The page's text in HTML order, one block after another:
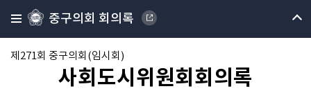
중구의회 회의록
제271회 중구의회(임시회)
사회도시위원회회의록